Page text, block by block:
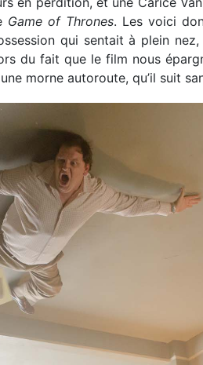
Game of Thrones. Les voici
qui sentait à plein
du fait que le film nous
une morne autoroute, qu’il suit